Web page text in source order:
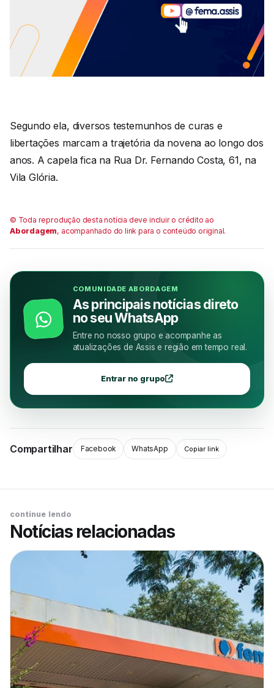
Segundo ela, diversos testemunhos de curas e
libertações marcam a trajetória da novena ao longo dos
anos. A capela fica na Rua Dr. Fernando Costa, 61, na
Vila Glória.
© Toda reprodução desta notícia deve incluir o crédito ao
Abordagem, acompanhado do link para o conteúdo original.
COMUNIDADE ABORDAGEM
As principais notícias direto
no seu WhatsApp
Entre no nosso grupo e acompanhe as
atualizações de Assis e região em tempo real.
Entrar no grupo
Compartilhar Facebook WhatsApp Copiar link
continue lendo
Notícias relacionadas